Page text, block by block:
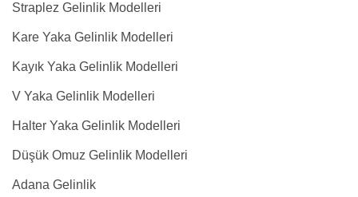
Straplez Gelinlik Modelleri
Kare Yaka Gelinlik Modelleri
Kayık Yaka Gelinlik Modelleri
V Yaka Gelinlik Modelleri
Halter Yaka Gelinlik Modelleri
Düşük Omuz Gelinlik Modelleri
Adana Gelinlik